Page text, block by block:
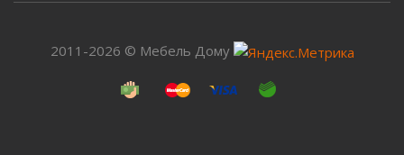
2011-2026 © Мебель Дому